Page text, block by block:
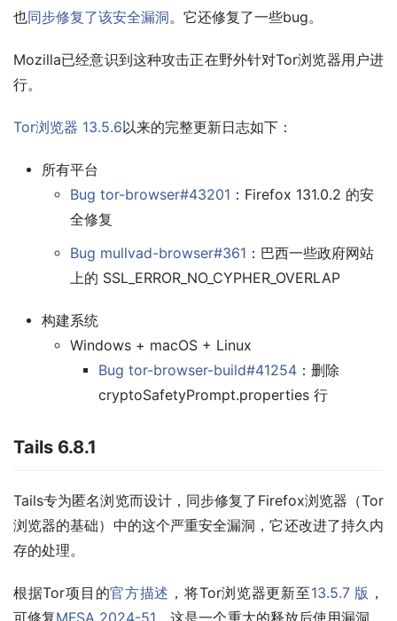
也同步修复了该安全漏洞。它还修复了一些bug。
Mozilla已经意识到这种攻击正在野外针对Tor浏览器用户进
行。
Tor浏览器 13.5.6以来的完整更新日志如下：
所有平台
Bug tor-browser#43201 ：Firefox 131.0.2 的安
全修复
Bug mullvad-browser#361 ：巴西一些政府网站
上的 SSL_ERROR_NO_CYPHER_OVERLAP
构建系统
Windows + macOS + Linux
Bug tor-browser-build#41254：删除
cryptoSafetyPrompt.properties 行
Tails 6.8.1
Tails专为匿名浏览而设计，同步修复了Firefox浏览器（Tor
浏览器的基础）中的这个严重安全漏洞，它还改进了持久内
存的处理。
根据Tor项目的官方描述 ，将Tor浏览器更新至13.5.7 版 ，